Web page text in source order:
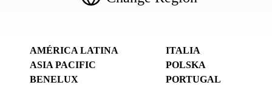
AMÉRICA LATINA
ASIA PACIFIC
BENELUX
ITALIA
POLSKA
PORTUGAL